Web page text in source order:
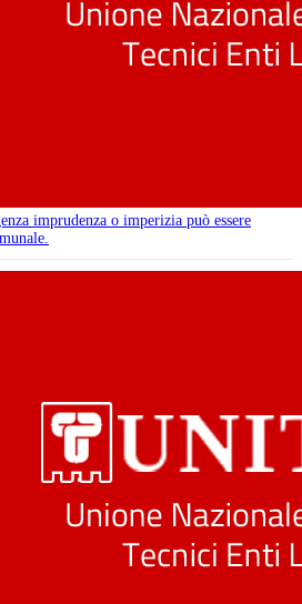
imprudenza o imperizia può essere